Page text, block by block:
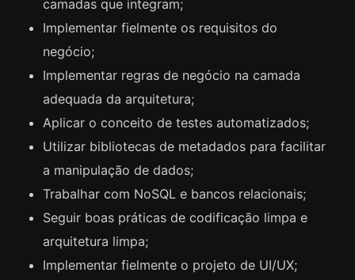
camadas que integram;
Implementar fielmente os requisitos do
negócio;
Implementar regras de negócio na camada
adequada da arquitetura;
Aplicar o conceito de testes automatizados;
Utilizar bibliotecas de metadados para facilitar
a manipulação de dados;
Trabalhar com NoSQL e bancos relacionais;
Seguir boas práticas de codificação limpa e
arquitetura limpa;
Implementar fielmente o projeto de UI/UX;